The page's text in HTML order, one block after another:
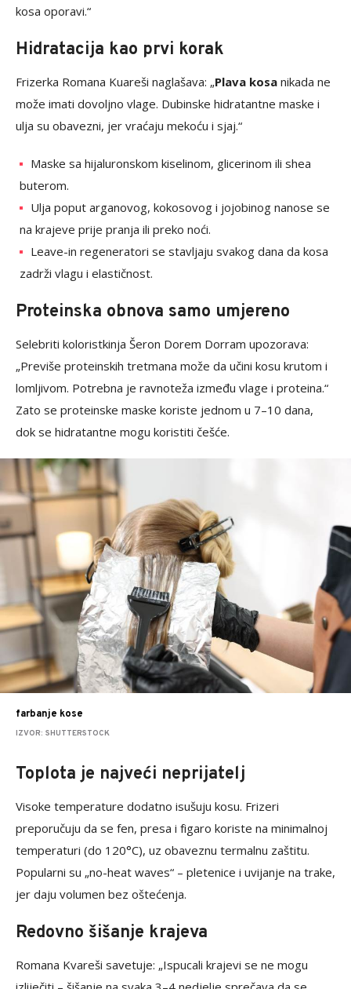
kosa oporavi.“
Hidratacija kao prvi korak
Frizerka Romana Kuareši naglašava: „Plava kosa nikada ne
može imati dovoljno vlage. Dubinske hidratantne maske i
ulja su obavezni, jer vraćaju mekoću i sjaj.“
Maske sa hijaluronskom kiselinom, glicerinom ili shea
buterom.
Ulja poput arganovog, kokosovog i jojobinog nanose se
na krajeve prije pranja ili preko noći.
Leave-in regeneratori se stavljaju svakog dana da kosa
zadrži vlagu i elastičnost.
Proteinska obnova samo umjereno
Selebriti koloristkinja Šeron Dorem Dorram upozorava:
„Previše proteinskih tretmana može da učini kosu krutom i
lomljivom. Potrebna je ravnoteža između vlage i proteina.“
Zato se proteinske maske koriste jednom u 7–10 dana,
dok se hidratantne mogu koristiti češće.
farbanje kose
IZVOR: SHUTTERSTOCK
Toplota je najveći neprijatelj
Visoke temperature dodatno isušuju kosu. Frizeri
preporučuju da se fen, presa i figaro koriste na minimalnoj
temperaturi (do 120°C), uz obaveznu termalnu zaštitu.
Popularni su „no-heat waves“ – pletenice i uvijanje na trake,
jer daju volumen bez oštećenja.
Redovno šišanje krajeva
Romana Kvareši savetuje: „Ispucali krajevi se ne mogu